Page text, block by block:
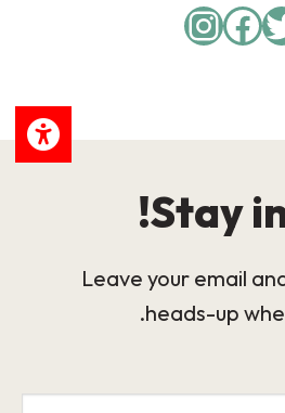
Facebook
Instagram
Stay
Leave your email
heads-up